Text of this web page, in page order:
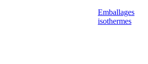
Emballages
isothermes